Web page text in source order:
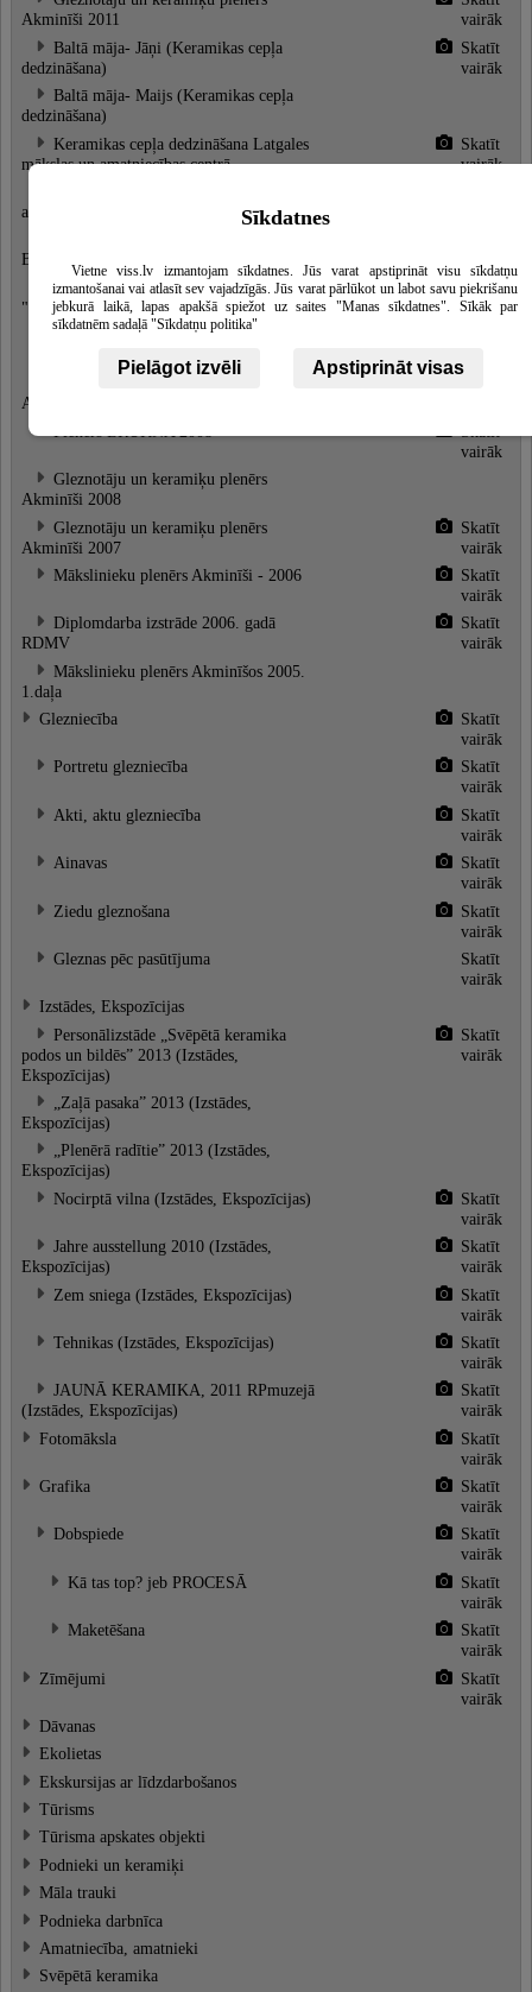
Akminīši 2011
vairāk
Baltā māja- Jāņi (Keramikas cepļa
dedzināšana)
Skatīt
vairāk
Baltā māja- Maijs (Keramikas cepļa
dedzināšana)
Keramikas cepļa dedzināšana Latgales
mākslas un amatniecības centrā
Skatīt
vairāk
atklāšana
Bruknas muižā
Gleznotāju un keramiķu plenērs
"Akminīši 2010"
Plenērs BRUKNA 2009
Gleznotāju un keramiķu plenērs
Akminīši 2009
vairāk
Gleznotāju un keramiķu plenērs
Akminīši 2008
Gleznotāju un keramiķu plenērs
Akminīši 2007
Skatīt
vairāk
Mākslinieku plenērs Akminīši - 2006
Skatīt
vairāk
Diplomdarba izstrāde 2006. gadā
RDMV
Skatīt
vairāk
Mākslinieku plenērs Akminīšos 2005.
1.daļa
Glezniecība
Skatīt
vairāk
Portretu glezniecība
Skatīt
vairāk
Akti, aktu glezniecība
Skatīt
vairāk
Ainavas
Skatīt
vairāk
Ziedu gleznošana
Skatīt
vairāk
Gleznas pēc pasūtījuma
Skatīt
vairāk
Izstādes, Ekspozīcijas
Personālizstāde „Svēpētā keramika
podos un bildēs” 2013 (Izstādes,
Ekspozīcijas)
Skatīt
vairāk
„Zaļā pasaka” 2013 (Izstādes,
Ekspozīcijas)
„Plenērā radītie” 2013 (Izstādes,
Ekspozīcijas)
Nocirptā vilna (Izstādes, Ekspozīcijas)
Skatīt
vairāk
Jahre ausstellung 2010 (Izstādes,
Ekspozīcijas)
Skatīt
vairāk
Zem sniega (Izstādes, Ekspozīcijas)
Skatīt
vairāk
Tehnikas (Izstādes, Ekspozīcijas)
Skatīt
vairāk
JAUNĀ KERAMIKA, 2011 RPmuzejā
(Izstādes, Ekspozīcijas)
Skatīt
vairāk
Fotomāksla
Skatīt
vairāk
Grafika
Skatīt
vairāk
Dobspiede
Skatīt
vairāk
Kā tas top? jeb PROCESĀ
Skatīt
vairāk
Maketēšana
Skatīt
vairāk
Zīmējumi
Skatīt
vairāk
Dāvanas
Ekolietas
Ekskursijas ar līdzdarbošanos
Tūrisms
Tūrisma apskates objekti
Podnieki un keramiķi
Māla trauki
Podnieka darbnīca
Amatniecība, amatnieki
Svēpētā keramika
Sīkdatnes
Vietne viss.lv izmantojam sīkdatnes. Jūs varat apstiprināt visu sīkdatņu
izmantošanai vai atlasīt sev vajadzīgās. Jūs varat pārlūkot un labot savu piekrišanu
jebkurā laikā, lapas apakšā spiežot uz saites "Manas sīkdatnes". Sīkāk par
sīkdatnēm sadaļā "Sīkdatņu politika"
Pielāgot izvēli Apstiprināt visas